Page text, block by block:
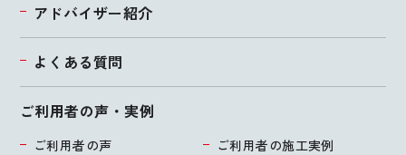
アドバイザー紹介
よくある質問
ご利用者の声・実例
ご利用者の声 ご利用者の施工実例